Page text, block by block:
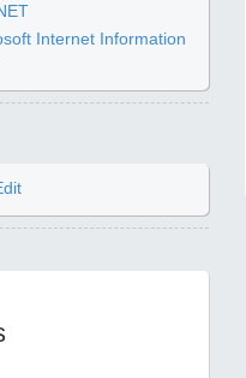
Internet Information